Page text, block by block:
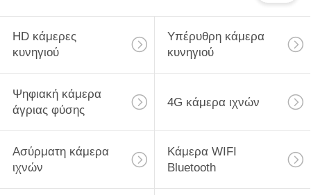
HD κάμερες
κυνηγιού
Υπέρυθρη κάμερα
κυνηγιού
Ψηφιακή κάμερα
άγριας φύσης
4G κάμερα ιχνών
Ασύρματη κάμερα
ιχνών
Κάμερα WIFI
Bluetooth